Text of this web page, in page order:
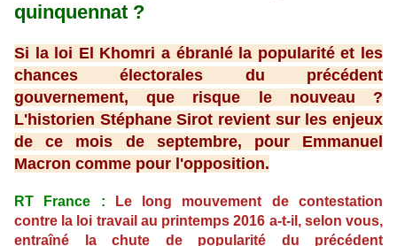
quinquennat ?
Si la loi El Khomri a ébranlé la popularité et les
chances électorales du précédent
gouvernement, que risque le nouveau ?
L'historien Stéphane Sirot revient sur les enjeux
de ce mois de septembre, pour Emmanuel
Macron comme pour l'opposition.
RT France : Le long mouvement de contestation
contre la loi travail au printemps 2016 a-t-il, selon vous,
entraîné la chute de popularité du précédent